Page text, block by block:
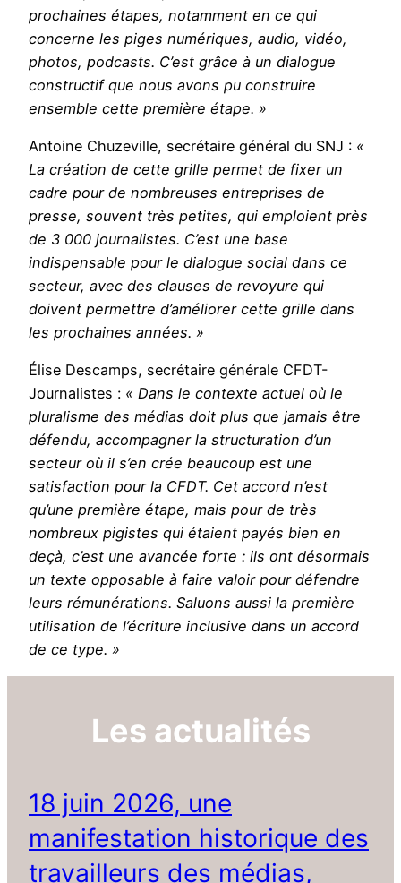
prochaines étapes, notamment en ce qui
concerne les piges numériques, audio, vidéo,
photos, podcasts. C’est grâce à un dialogue
constructif que nous avons pu construire
ensemble cette première étape. »
Antoine Chuzeville, secrétaire général du SNJ : «
La création de cette grille permet de fixer un
cadre pour de nombreuses entreprises de
presse, souvent très petites, qui emploient près
de 3 000 journalistes. C’est une base
indispensable pour le dialogue social dans ce
secteur, avec des clauses de revoyure qui
doivent permettre d’améliorer cette grille dans
les prochaines années. »
Élise Descamps, secrétaire générale CFDT-
Journalistes : « Dans le contexte actuel où le
pluralisme des médias doit plus que jamais être
défendu, accompagner la structuration d’un
secteur où il s’en crée beaucoup est une
satisfaction pour la CFDT. Cet accord n’est
qu’une première étape, mais pour de très
nombreux pigistes qui étaient payés bien en
deçà, c’est une avancée forte : ils ont désormais
un texte opposable à faire valoir pour défendre
leurs rémunérations. Saluons aussi la première
utilisation de l’écriture inclusive dans un accord
de ce type. »
Les actualités
18 juin 2026, une
manifestation historique des
travailleurs des médias,